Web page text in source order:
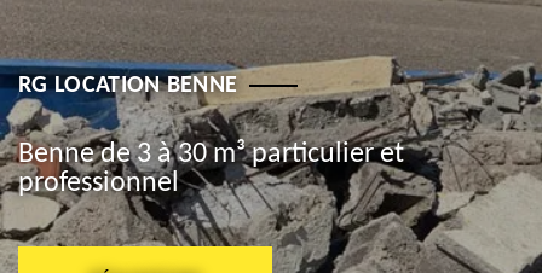
RG LOCATION BENNE
Benne de 3 à 30 m³ particulier et
professionnel